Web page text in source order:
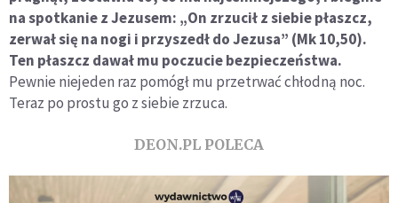
na spotkanie z Jezusem: „On zrzucił z siebie płaszcz,
zerwał się na nogi i przyszedł do Jezusa” (Mk 10,50).
Ten płaszcz dawał mu poczucie bezpieczeństwa.
Pewnie niejeden raz pomógł mu przetrwać chłodną noc.
Teraz po prostu go z siebie zrzuca.
DEON.PL POLECA